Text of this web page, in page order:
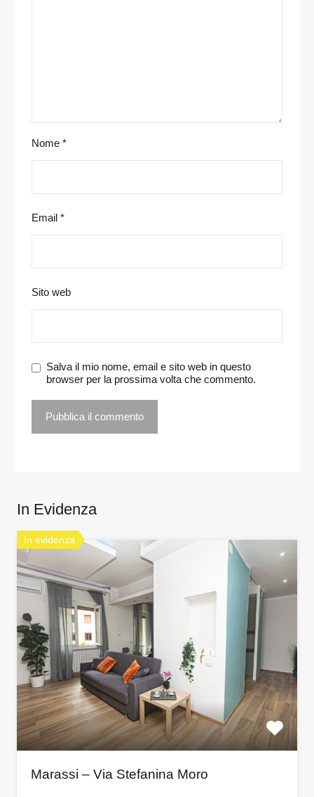
Nome *
Email *
Sito web
Salva il mio nome, email e sito web in questo
browser per la prossima volta che commento.
In Evidenza
In evidenza
Marassi – Via Stefanina Moro